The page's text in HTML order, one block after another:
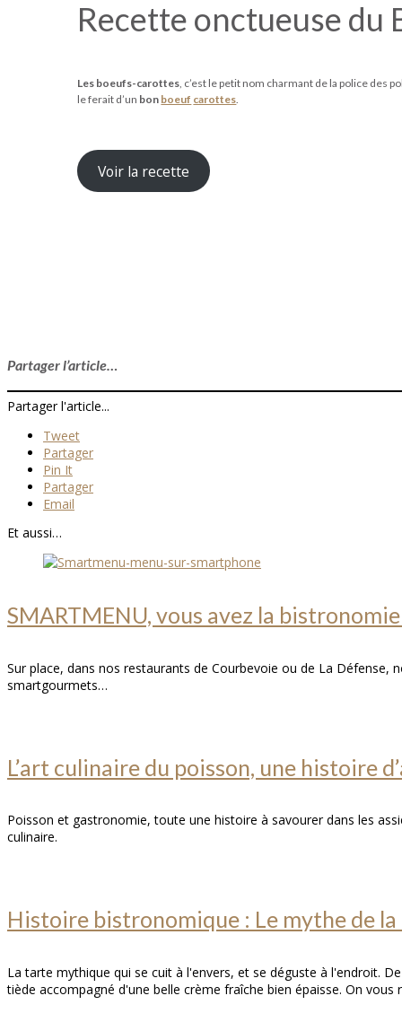
Recette onctueuse
Les boeufs-carottes, c’est le petit nom charmant de la police des
le ferait d’un bon boeuf carottes.
Voir la recette
Partager l’article…
Partager l'article...
Tweet
Partager
Pin It
Partager
Email
Et aussi…
SMARTMENU, vous avez la
Sur place, dans nos restaurants de Courbevoie ou de La
smartgourmets…
L’art culinaire du poisson, une histoire
Poisson et gastronomie, toute une histoire à savourer dans les
culinaire.
Histoire bistronomique : Le mythe de
La tarte mythique qui se cuit à l'envers, et se déguste à l'endroit.
tiède accompagné d'une belle crème fraîche bien épaisse. On